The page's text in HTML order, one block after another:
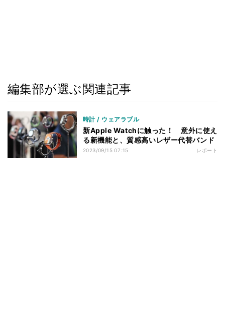
編集部が選ぶ関連記事
時計 / ウェアラブル
新Apple Watchに触った！ 意外に使え
る新機能と、質感高いレザー代替バンド
2023/09/15 07:15 レポート